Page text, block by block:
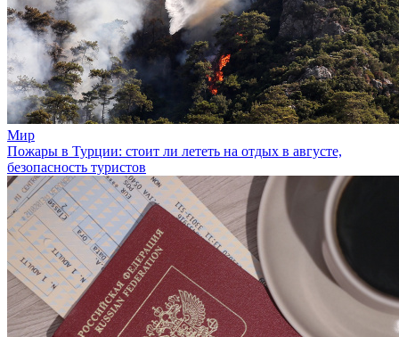
Мир
Пожары в Турции: стоит ли лететь на отдых в августе,
безопасность туристов